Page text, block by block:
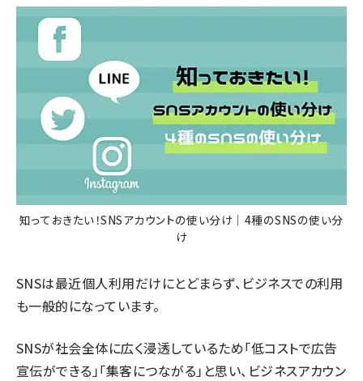
知っておきたい！SNSアカウントの使い分け｜4種のSNSの使い分
け
SNSは最近個人利用だけにとどまらず、ビジネスでの利用
も一般的になっています。
SNSが社会全体に広く浸透しているため「低コストで広告
宣伝ができる」「集客につながる」と思い、ビジネスアカウン